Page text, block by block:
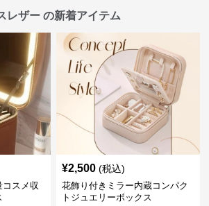
レザー の新着アイテム
コスメ収
¥2,500 (税込)
花飾り付きミラー内蔵コンパク
トジュエリーボックス